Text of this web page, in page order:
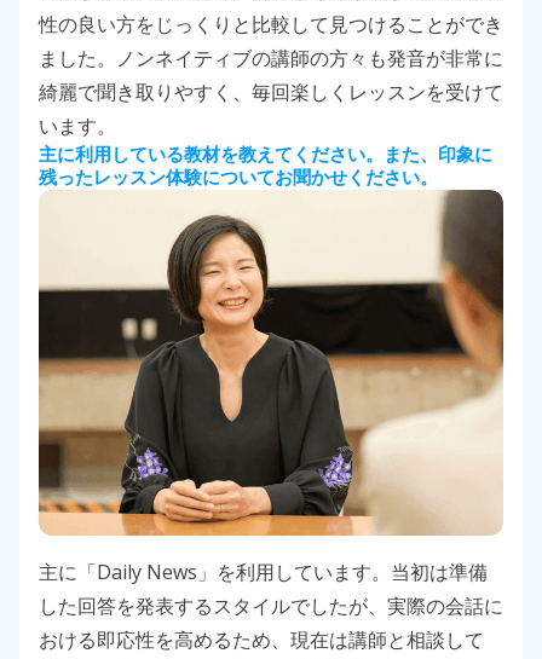
性の良い方をじっくりと比較して見つけることができ
ました。ノンネイティブの講師の方々も発音が非常に
綺麗で聞き取りやすく、毎回楽しくレッスンを受けて
います。
主に利用している教材を教えてください。また、印象に
残ったレッスン体験についてお聞かせください。
主に「 Daily News 」を利用しています。当初は準備
した回答を発表するスタイルでしたが、実際の会話に
おける即応性を高めるため、現在は講師と相談して